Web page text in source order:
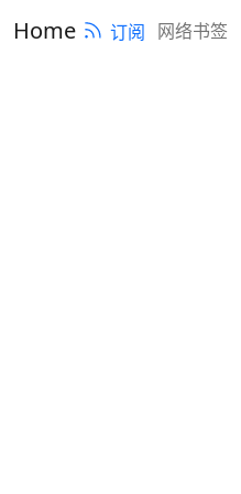
Home 订阅 网络书签